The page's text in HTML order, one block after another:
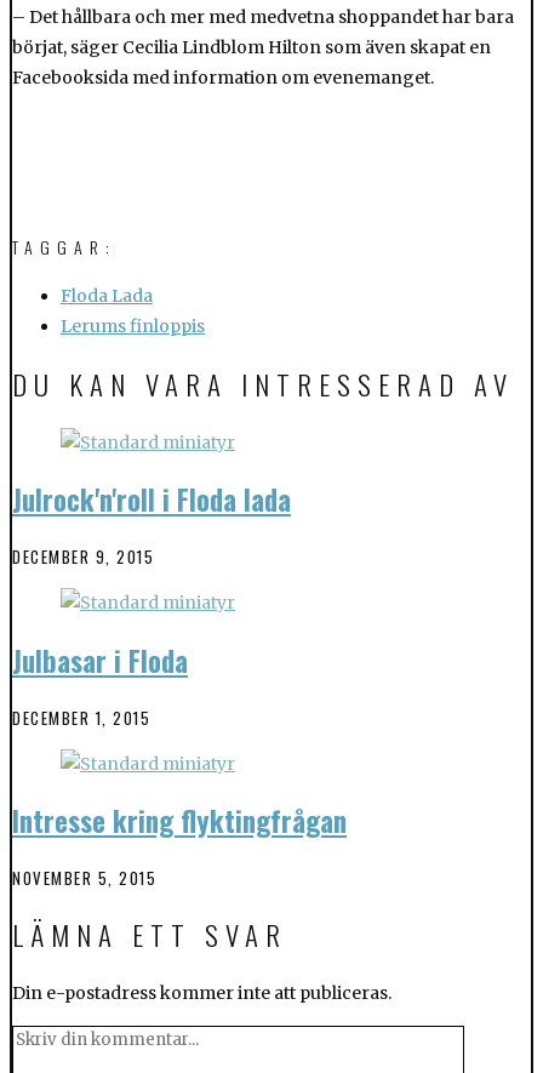
– Det hållbara och mer med medvetna shoppandet har bara
börjat, säger Cecilia Lindblom Hilton som även skapat en
Facebooksida med information om evenemanget.
TAGGAR:
Floda Lada
Lerums finloppis
DU KAN VARA INTRESSERAD AV
Julrock'n'roll i Floda lada
DECEMBER 9, 2015
Julbasar i Floda
DECEMBER 1, 2015
Intresse kring flyktingfrågan
NOVEMBER 5, 2015
LÄMNA ETT SVAR
Din e-postadress kommer inte att publiceras.